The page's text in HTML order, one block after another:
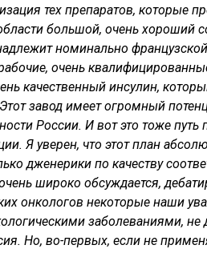
тех препаратов, которые
большой, очень хороший
номинально
очень
качественный инсулин,
завод имеет огромный
России. И вот это тоже путь
Я уверен, что этот план
дженерики по качеству
широко обсуждается,
онкологов некоторые наши
заболеваниями, не
Но, во-первых, если не